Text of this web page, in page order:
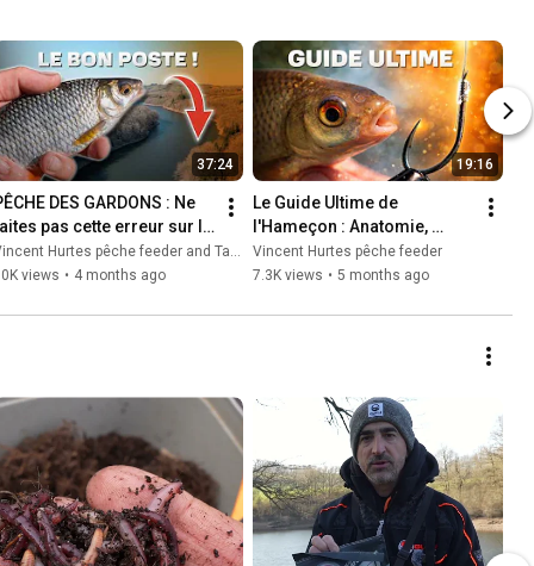
37:24
DES GARDONS : Ne
pas cette erreur sur le
du poste !
Hurtes pêche feeder and Tackle GURU France
views • 4 months ago
19:16
Le Guide Ultime de
l'Hameçon : Anatomie,
Choix et Montage, Tout ce
qu'il faut savoir pour la
Vincent Hurtes pêche feeder
7.3K views • 5 months ago